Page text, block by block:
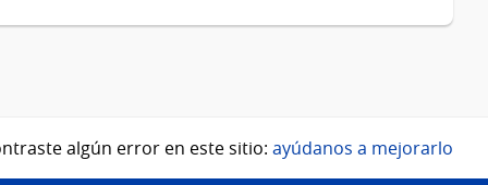
algún error en este sitio: ayúdanos a mejorarlo